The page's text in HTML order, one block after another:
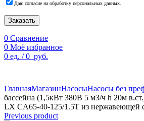
Даю согласие на обработку персональных данных.
Заказать
0 Сравнение
0 Моё избранное
0 ед. / 0 руб.
ГлавнаяМагазинНасосыНасосы без
бассейна (1,5кВт 380B 5 м3/ч h 20м
LX CA65-40-125/1.5T из нержавеющей
Previous product